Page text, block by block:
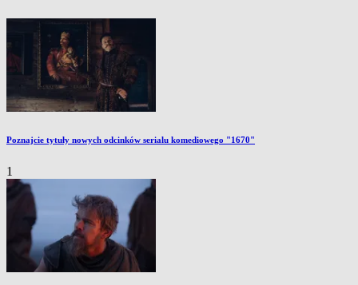
Poznajcie tytuły nowych odcinków serialu komediowego "1670"
1